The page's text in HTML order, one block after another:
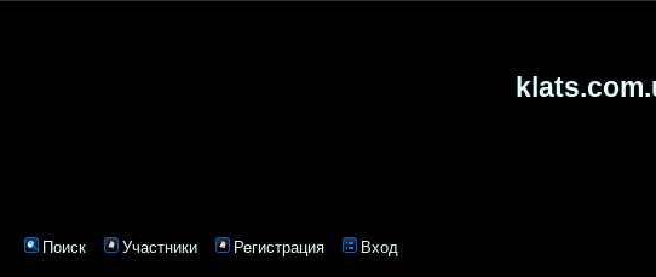
Поиск Участники Регистрация Вход